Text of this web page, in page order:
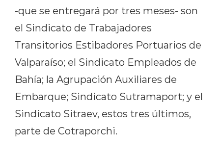
-que se entregará por tres meses- son
el Sindicato de Trabajadores
Transitorios Estibadores Portuarios de
Valparaíso; el Sindicato Empleados de
Bahía; la Agrupación Auxiliares de
Embarque; Sindicato Sutramaport; y el
Sindicato Sitraev, estos tres últimos,
parte de Cotraporchi.